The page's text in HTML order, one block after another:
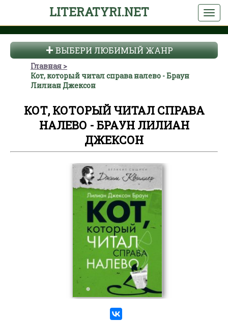
LITERATYRI.NET
ВЫБЕРИ ЛЮБИМЫЙ ЖАНР
Главная
Кот, который читал справа налево - Браун
Лилиан Джексон
КОТ, КОТОРЫЙ ЧИТАЛ СПРАВА
НАЛЕВО - БРАУН ЛИЛИАН
ДЖЕКСОН